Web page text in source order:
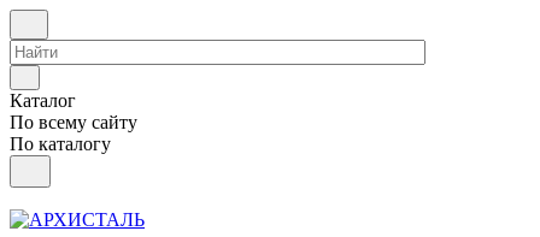
Каталог
По всему сайту
По каталогу